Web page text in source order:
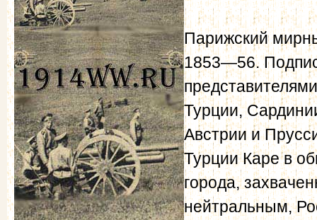
Парижский
1853—56.
Турции,
Австрии и
Турции Каре в
города,
нейтральным,